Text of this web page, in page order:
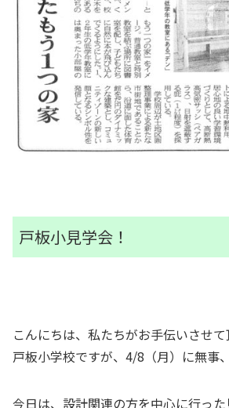
戸板小見学会！
こんにちは、私たちがお手伝いさせ
戸板小学校ですが、4/8（月）に無事
今日は、設計関連の方を中心に行っ